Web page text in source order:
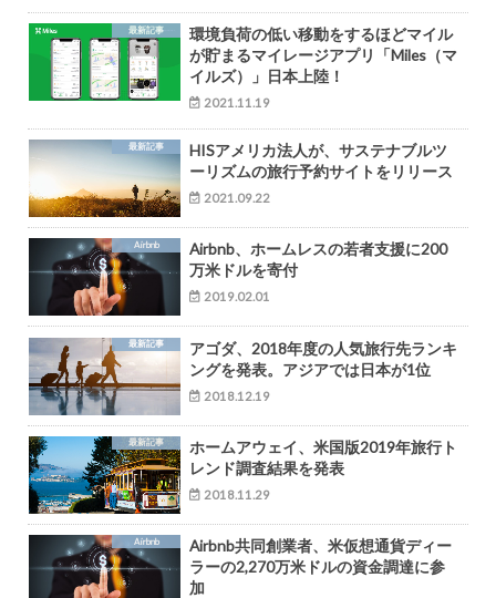
最新記事
環境負荷の低い移動をするほどマイル
が貯まるマイレージアプリ「Miles（マ
イルズ）」日本上陸！
2021.11.19
最新記事
HISアメリカ法人が、サステナブルツ
ーリズムの旅行予約サイトをリリース
2021.09.22
Airbnb
Airbnb、ホームレスの若者支援に200
万米ドルを寄付
2019.02.01
最新記事
アゴダ、2018年度の人気旅行先ランキ
ングを発表。アジアでは日本が1位
2018.12.19
最新記事
ホームアウェイ、米国版2019年旅行ト
レンド調査結果を発表
2018.11.29
Airbnb
Airbnb共同創業者、米仮想通貨ディー
ラーの2,270万米ドルの資金調達に参
加